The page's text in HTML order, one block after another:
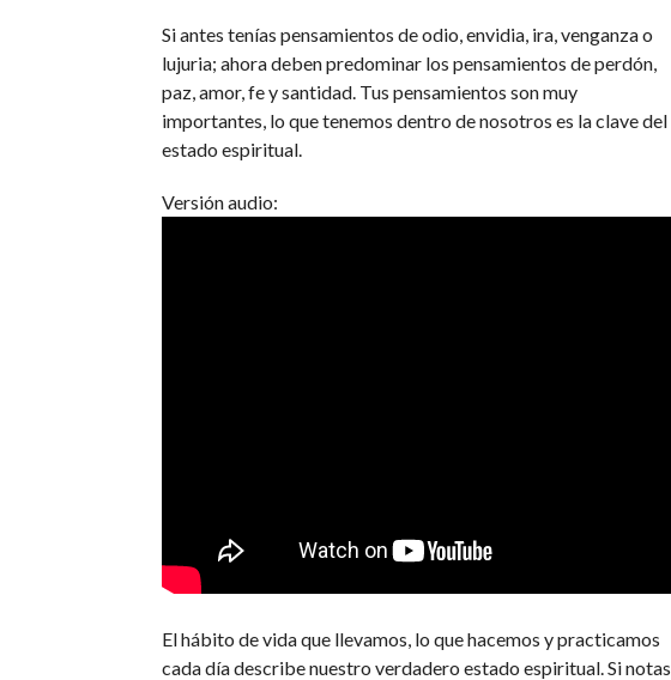
Si antes tenías pensamientos de odio, envidia, ira, venganza o
lujuria; ahora deben predominar los pensamientos de perdón,
paz, amor, fe y santidad. Tus pensamientos son muy
importantes, lo que tenemos dentro de nosotros es la clave del
estado espiritual.
Versión audio:
El hábito de vida que llevamos, lo que hacemos y practicamos
cada día describe nuestro verdadero estado espiritual. Si notas